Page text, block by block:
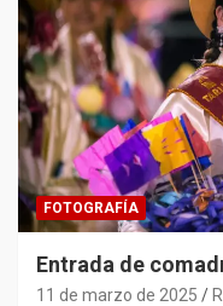
FOTOGRAFÍA
Entrada de
11 de marzo de 2025